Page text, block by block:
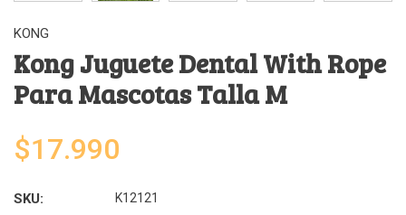
KONG
Kong Juguete Dental With Rope
Para Mascotas Talla M
$17.990
SKU: K12121